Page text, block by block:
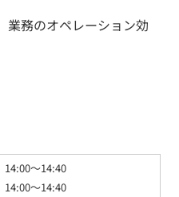
業務のオペレーション効
14:00～14:40
14:00～14:40